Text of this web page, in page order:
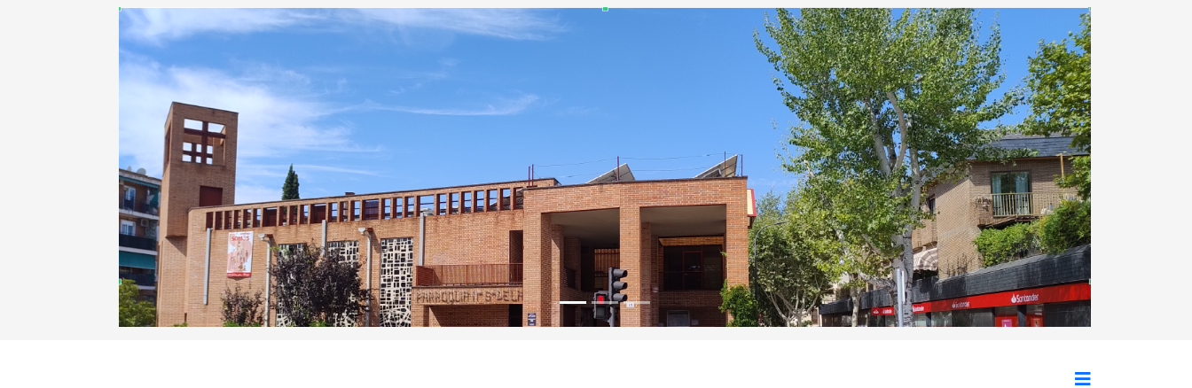
Anterior Siguiente